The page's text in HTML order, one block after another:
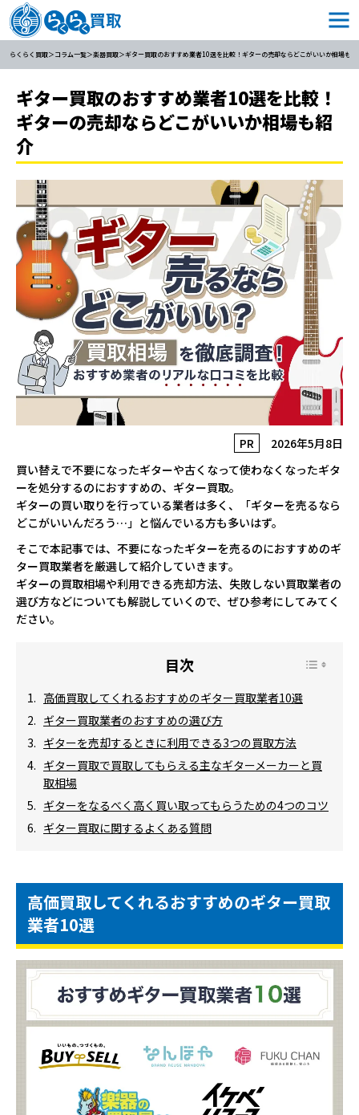
らくらく買取 コラム一覧 楽器買取 ギター買取のおすすめ業者10選を比較！ギターの売却ならどこがいいか相場も紹
ギター買取のおすすめ業者10選を比較！
ギターの売却ならどこがいいか相場も紹
介
PR
2026年5月8日
買い替えで不要になったギターや古くなって使わなくなったギタ
ーを処分するのにおすすめの、ギター買取。
ギターの買い取りを行っている業者は多く、「ギターを売るなら
どこがいいんだろう…」と悩んでいる方も多いはず。
そこで本記事では、不要になったギターを売るのにおすすめのギ
ター買取業者を厳選して紹介していきます。
ギターの買取相場や利用できる売却方法、失敗しない買取業者の
選び方などについても解説していくので、ぜひ参考にしてみてく
ださい。
高価買取してくれるおすすめのギター買取業者10選
ギター買取業者のおすすめの選び方
ギターを売却するときに利用できる3つの買取方法
ギター買取で買取してもらえる主なギターメーカーと買
取相場
ギターをなるべく高く買い取ってもらうための4つのコツ
ギター買取に関するよくある質問
高価買取してくれるおすすめのギター買取
業者10選